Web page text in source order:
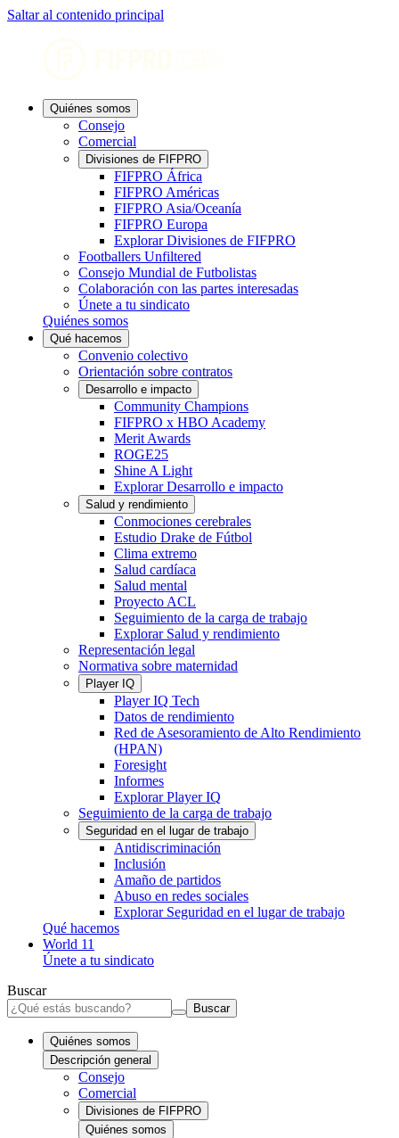
Saltar al contenido principal
Quiénes somos
Consejo
Comercial
Divisiones de FIFPRO
FIFPRO África
FIFPRO Américas
FIFPRO Asia/Oceanía
FIFPRO Europa
Explorar Divisiones de FIFPRO
Footballers Unfiltered
Consejo Mundial de Futbolistas
Colaboración con las partes interesadas
Únete a tu sindicato
Quiénes somos
Qué hacemos
Convenio colectivo
Orientación sobre contratos
Desarrollo e impacto
Community Champions
FIFPRO x HBO Academy
Merit Awards
ROGE25
Shine A Light
Explorar Desarrollo e impacto
Salud y rendimiento
Conmociones cerebrales
Estudio Drake de Fútbol
Clima extremo
Salud cardíaca
Salud mental
Proyecto ACL
Seguimiento de la carga de trabajo
Explorar Salud y rendimiento
Representación legal
Normativa sobre maternidad
Player IQ
Player IQ Tech
Datos de rendimiento
Red de Asesoramiento de Alto Rendimiento
(HPAN)
Foresight
Informes
Explorar Player IQ
Seguimiento de la carga de trabajo
Seguridad en el lugar de trabajo
Antidiscriminación
Inclusión
Amaño de partidos
Abuso en redes sociales
Explorar Seguridad en el lugar de trabajo
Qué hacemos
World 11
Únete a tu sindicato
Buscar
Buscar
Quiénes somos
Descripción general
Consejo
Comercial
Divisiones de FIFPRO
Quiénes somos